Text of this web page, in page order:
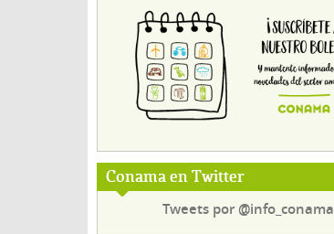
Conama en Twitter
Tweets por @info_conama